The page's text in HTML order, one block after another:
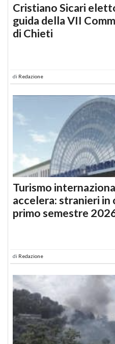
Cristiano Sicari
guida della VII
di Chieti
di Redazione
Turismo
accelera: stranieri in
primo semestre
di Redazione